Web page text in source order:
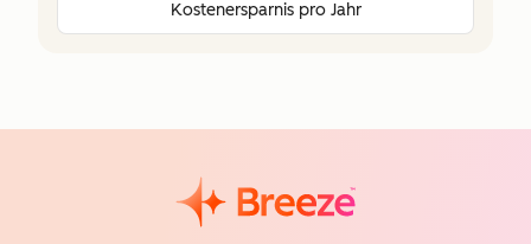
Kostenersparnis pro Jahr